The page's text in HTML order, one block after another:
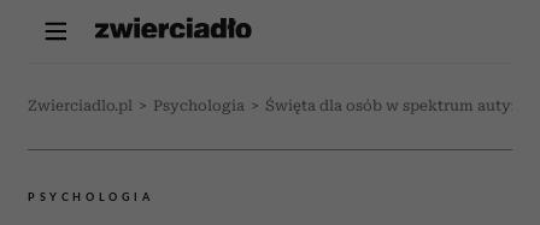
Zwierciadlo.pl > Psychologia > Święta dla osób w spektrum
PSYCHOLOGIA